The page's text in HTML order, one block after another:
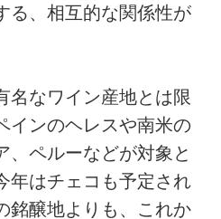
る、相互的な関係性が
名なワイン産地とは限
インのヘレスや南米の
、ペルーなどが対象と
年はチェコも予定され
銘醸地よりも、これか